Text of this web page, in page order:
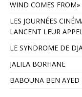
WIND COMES FROM»
LES JOURNÉES
LANCENT LEUR
LE SYNDROME DE
JALILA BORHANE
BABOUNA BEN AYED